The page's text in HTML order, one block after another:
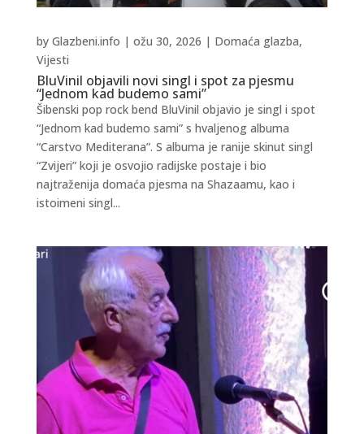
BluVinil objavili novi singl i spot za pjesmu
“Jednom kad budemo sami”
by Glazbeni.info | ožu 30, 2026 | Domaća glazba,
Vijesti
Šibenski pop rock bend BluVinil objavio je singl i spot
“Jednom kad budemo sami” s hvaljenog albuma
“Carstvo Mediterana”. S albuma je ranije skinut singl
“Zvijeri” koji je osvojio radijske postaje i bio
najtraženija domaća pjesma na Shazaamu, kao i
istoimeni singl...